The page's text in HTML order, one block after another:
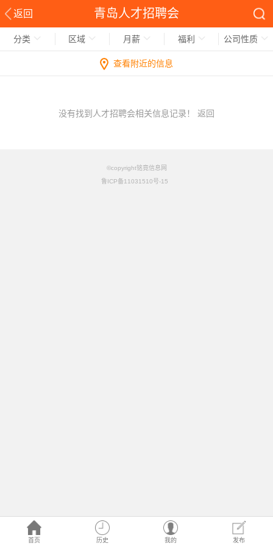
返回 青岛人才招聘会
首页 历史 我的 发布
分类 区域 月薪 福利 公司性质
查看附近的信息
没有找到人才招聘会相关信息记录！ 返回
©copyright铭竟信息网
鲁ICP备11031510号-15